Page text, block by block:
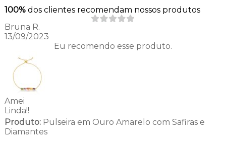
100% dos clientes recomendam nossos produtos
Bruna R.
13/09/2023
Eu recomendo esse produto.
Amei
Linda!!
Produto:Pulseira em Ouro Amarelo com Safiras e
Diamantes